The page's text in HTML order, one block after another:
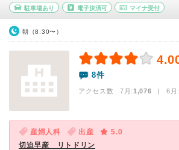
駐車場あり 電子決済可 マイナ受付
朝（8:30〜）
8件
アクセス数 7月:1,076 | 6月
産婦人科 出産
5.0
切迫早産 リトドリン